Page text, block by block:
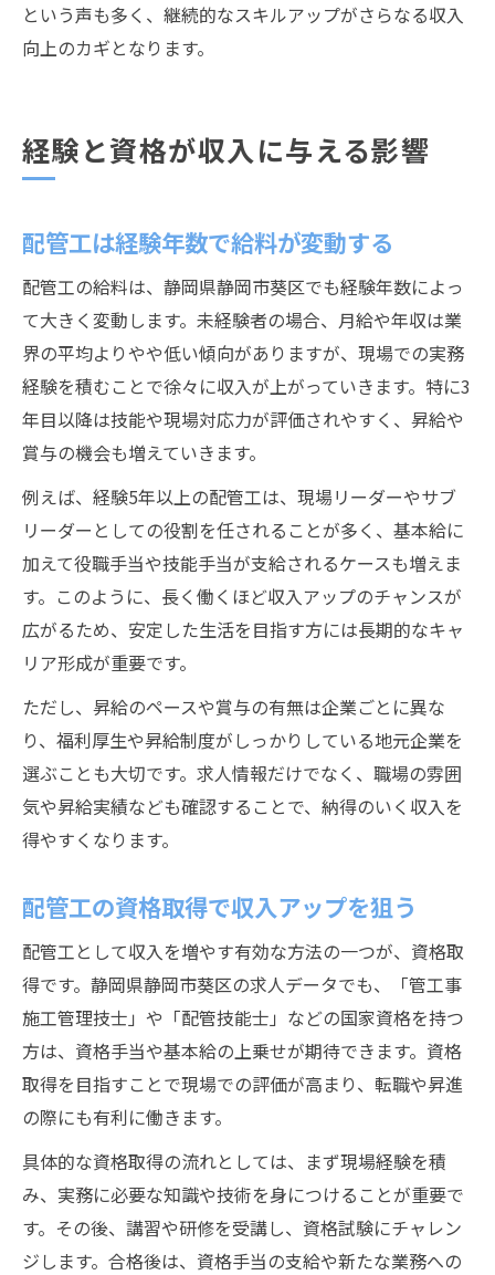
という声も多く、継続的なスキルアップがさらなる収入
向上のカギとなります。
経験と資格が収入に与える影響
配管工は経験年数で給料が変動する
配管工の給料は、静岡県静岡市葵区でも経験年数によっ
て大きく変動します。未経験者の場合、月給や年収は業
界の平均よりやや低い傾向がありますが、現場での実務
経験を積むことで徐々に収入が上がっていきます。特に3
年目以降は技能や現場対応力が評価されやすく、昇給や
賞与の機会も増えていきます。
例えば、経験5年以上の配管工は、現場リーダーやサブ
リーダーとしての役割を任されることが多く、基本給に
加えて役職手当や技能手当が支給されるケースも増えま
す。このように、長く働くほど収入アップのチャンスが
広がるため、安定した生活を目指す方には長期的なキャ
リア形成が重要です。
ただし、昇給のペースや賞与の有無は企業ごとに異な
り、福利厚生や昇給制度がしっかりしている地元企業を
選ぶことも大切です。求人情報だけでなく、職場の雰囲
気や昇給実績なども確認することで、納得のいく収入を
得やすくなります。
配管工の資格取得で収入アップを狙う
配管工として収入を増やす有効な方法の一つが、資格取
得です。静岡県静岡市葵区の求人データでも、「管工事
施工管理技士」や「配管技能士」などの国家資格を持つ
方は、資格手当や基本給の上乗せが期待できます。資格
取得を目指すことで現場での評価が高まり、転職や昇進
の際にも有利に働きます。
具体的な資格取得の流れとしては、まず現場経験を積
み、実務に必要な知識や技術を身につけることが重要で
す。その後、講習や研修を受講し、資格試験にチャレン
ジします。合格後は、資格手当の支給や新たな業務への